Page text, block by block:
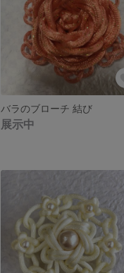
バラのブローチ 結び
展示中